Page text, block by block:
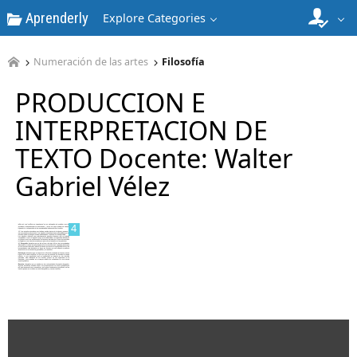
Aprenderly Explore Categories
Numeración de las artes Filosofía
PRODUCCION E
INTERPRETACION DE
TEXTO Docente: Walter
Gabriel Vélez
2
3
4